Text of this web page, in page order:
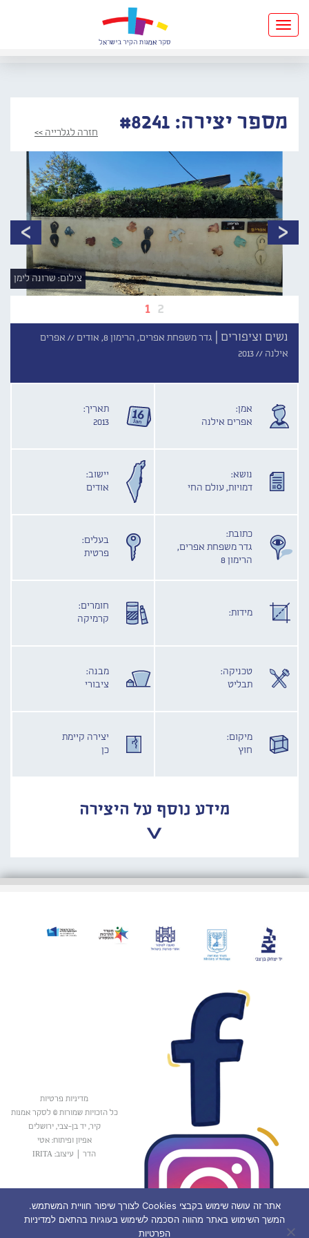
Toggle
navigation
מספר יצירה: #8241 חזרה לגלרייה >>
1 2
צילום: שרונה לימן
נשים וציפורים | גדר משפחת אפרים, הרימון 8, אודים //
אפרים
אילנה //2013
אמן:
אפרים אילנה
תאריך:
2013
נושא:
דמויות, עולם החי
יישוב:
אודים
כתובת:
גדר משפחת אפרים,
הרימון 8
בעלים:
פרטית
מידות:
חומרים:
קרמיקה
טכניקה:
תבליט
מבנה:
ציבורי
מיקום:
חוץ
יצירה קיימת
כן
מידע נוסף על היצירה
מדיניות פרטיות
כל הזכויות שמורות © לסקר אמנות
קיר, יד בן-צבי, ירושלים
אפיון ופיתוח: אטי
הדר
עיצוב: IRITA
אתר זה עושה שימוש בקבצי Cookies לצורך שיפור חוויית המשתמש.
המשך השימוש באתר מהווה הסכמה לשימוש בעוגיות בהתאם למדיניות
הפרטיות